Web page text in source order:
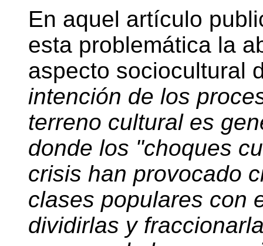
En aquel artículo
esta problemática la
aspecto sociocultural
intención de los
terreno cultural es
donde los "choques
crisis han provocado
clases populares con
dividirlas y